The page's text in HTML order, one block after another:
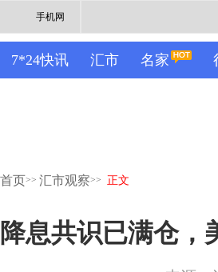
手机网
7*24快讯 汇市 名家
首页>> 汇市观察>> 正文
降息共识已满仓，